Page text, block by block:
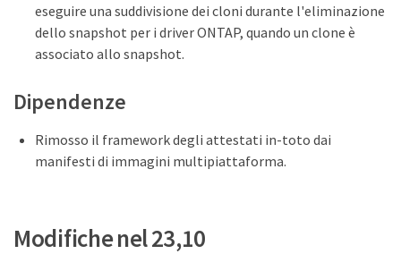
eseguire una suddivisione dei cloni durante l'eliminazione
dello snapshot per i driver ONTAP, quando un clone è
associato allo snapshot.
Dipendenze
Rimosso il framework degli attestati in-toto dai
manifesti di immagini multipiattaforma.
Modifiche nel 23,10